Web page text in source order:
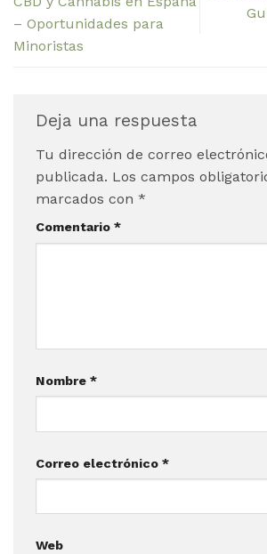
– Oportunidades para
Minoristas
Deja una respuesta
Tu dirección de correo
publicada. Los campos
marcados con *
Comentario *
Nombre *
Correo electrónico *
Web